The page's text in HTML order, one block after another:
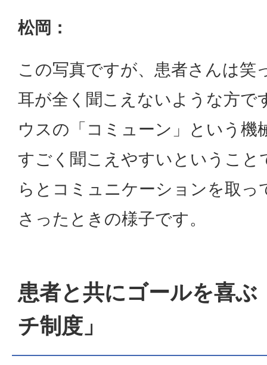
松岡：
この写真ですが、患者さんは笑
耳が全く聞こえないような方で
ウスの「コミューン」という機
すごく聞こえやすいということ
らとコミュニケーションを取っ
さったときの様子です。
患者と共にゴールを喜ぶ
チ制度」